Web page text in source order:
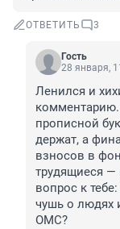
ОТВЕТИТЬ 3
Гость
28 января,
Ленился и
комментарию.
прописной
держат, а
взносов в
трудящиеся —
вопрос к
чушь о людях
ОМС?